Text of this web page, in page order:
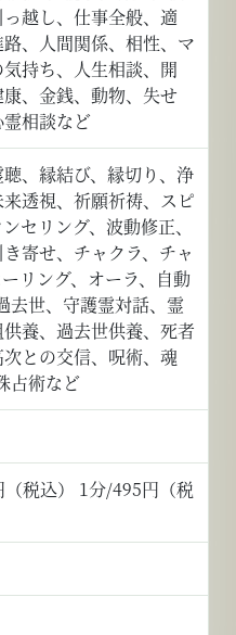
越し、仕事全般、適
、人間関係、相性、マ
持ち、人生相談、開
、金銭、動物、失せ
相談など
、縁結び、縁切り、浄
透視、祈願祈祷、スピ
セリング、波動修正、
寄せ、チャクラ、チャ
リング、オーラ、自動
去世、守護霊対話、霊
養、過去世供養、死者
との交信、呪術、魂
占術など
税込） 1分/495円（税